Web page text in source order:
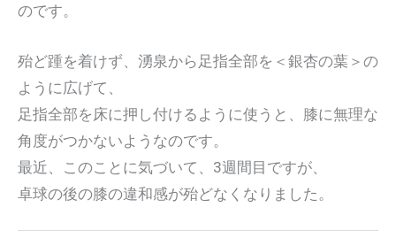
のです。
殆ど踵を着けず、湧泉から足指全部を＜銀杏の葉＞の
ように広げて、
足指全部を床に押し付けるように使うと、膝に無理な
角度がつかないようなのです。
最近、このことに気づいて、3週間目ですが、
卓球の後の膝の違和感が殆どなくなりました。